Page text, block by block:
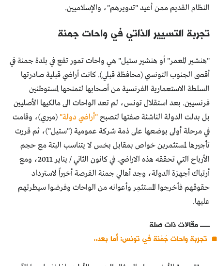
النظام القديم ممن أعيد "تدويرهم"، والإسلاميين.
تجربة التسيير الذاتي في واحات جمنة
"هنشير المعمر" أو هنشير ستيل" هي واحات تمور تقع في بلدة جمنة في
أقصى الجنوب التونسي (محافظة قبلي). كانت أراضي قبلية صادرتها
السلطة الاستعمارية الفرنسية من أصحابها لتمنحها لمستوطنين
فرنسيين. بعد استقلال تونس، لم تعد الواحات الى مالكيها الأصليين
بل بدلت الدولة الناشئة صفتها لتصبح"أراضي دولة" (ميري)، وقامت
في مرحلة أولى بوضعها على ذمة شركة عمومية ("ستيل")، ثم قررت
تأجيرها لمستثمرين خواص بمقابل بخس لا يتناسب البتة مع حجم
الأرباح التي تحققه هذه الاراضي. في كانون الثاني / يناير 2011، ومع
أرتباك أجهزة الدولة، وجد أهالي جمنة الفرصة أخيراً لاسترداد
حقوقهم فأخرجوا المستثمِر وأعوانه من الواحات وفرضوا سيطرتهم
عليها.
مقالات ذات صلة
تجربة واحات جُمّنة في تونس: أما بعد..